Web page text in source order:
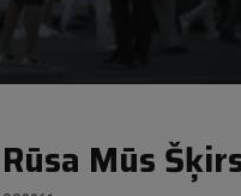
Mūs